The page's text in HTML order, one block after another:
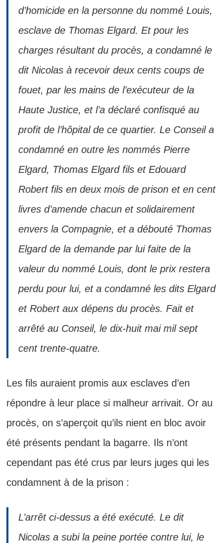
d’homicide en la personne du nommé Louis,
esclave de Thomas Elgard. Et pour les
charges résultant du procès, a condamné le
dit Nicolas à recevoir deux cents coups de
fouet, par les mains de l’exécuteur de la
Haute Justice, et l’a déclaré confisqué au
profit de l’hôpital de ce quartier. Le Conseil a
condamné en outre les nommés Pierre
Elgard, Thomas Elgard fils et Edouard
Robert fils en deux mois de prison et en cent
livres d’amende chacun et solidairement
envers la Compagnie, et a débouté Thomas
Elgard de la demande par lui faite de la
valeur du nommé Louis, dont le prix restera
perdu pour lui, et a condamné les dits Elgard
et Robert aux dépens du procès. Fait et
arrêté au Conseil, le dix-huit mai mil sept
cent trente-quatre.
Les fils auraient promis aux esclaves d’en
répondre à leur place si malheur arrivait. Or au
procès, on s’aperçoit qu’ils nient en bloc avoir
été présents pendant la bagarre. Ils n’ont
cependant pas été crus par leurs juges qui les
condamnent à de la prison :
L’arrêt ci-dessus a été exécuté. Le dit
Nicolas a subi la peine portée contre lui, le